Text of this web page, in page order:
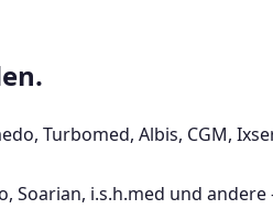
Turbomed, Albis, CGM,
Soarian, i.s.h.med und